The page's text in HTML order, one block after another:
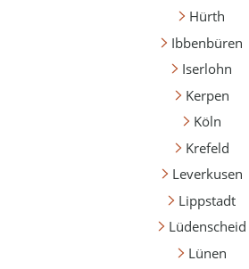
Hürth
Ibbenbüren
Iserlohn
Kerpen
Köln
Krefeld
Leverkusen
Lippstadt
Lüdenscheid
Lünen